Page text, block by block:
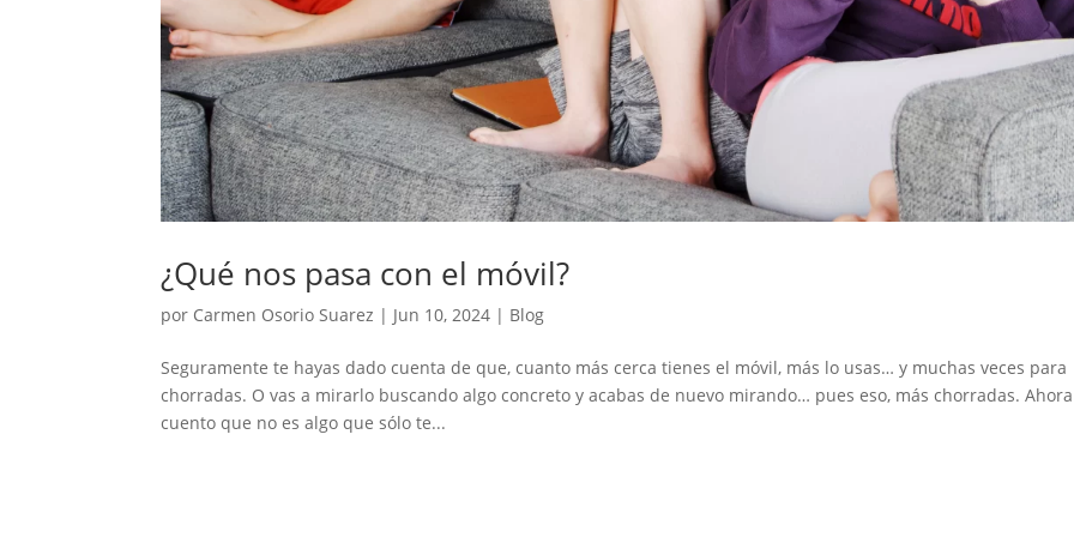
¿Qué nos pasa con el móvil?
por Carmen Osorio Suarez | Jun 10, 2024 | Blog
Seguramente te hayas dado cuenta de que, cuanto más cerca tienes el móvil, más lo usas… y muchas veces para
chorradas. O vas a mirarlo buscando algo concreto y acabas de nuevo mirando… pues eso, más chorradas.
cuento que no es algo que sólo te...